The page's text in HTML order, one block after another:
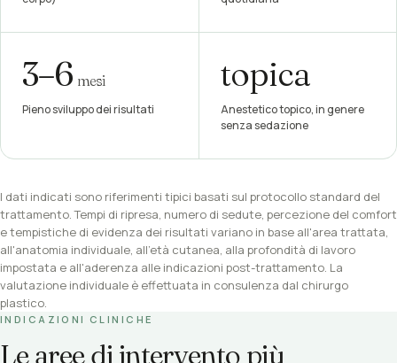
3–6 mesi
Pieno sviluppo dei risultati
topica
Anestetico topico, in genere
senza sedazione
I dati indicati sono riferimenti tipici basati sul protocollo standard del
trattamento. Tempi di ripresa, numero di sedute, percezione del comfort
e tempistiche di evidenza dei risultati variano in base all'area trattata,
all'anatomia individuale, all'età cutanea, alla profondità di lavoro
impostata e all'aderenza alle indicazioni post-trattamento. La
valutazione individuale è effettuata in consulenza dal chirurgo
plastico.
INDICAZIONI CLINICHE
Le aree di intervento più